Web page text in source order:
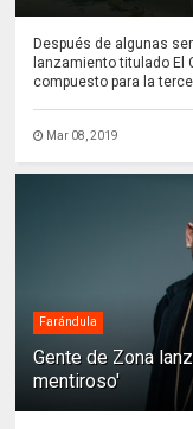
Después de algunas
lanzamiento titulado El
compuesto para la
Mar 08, 2019
Farándula
Gente de Zona
mentiroso'